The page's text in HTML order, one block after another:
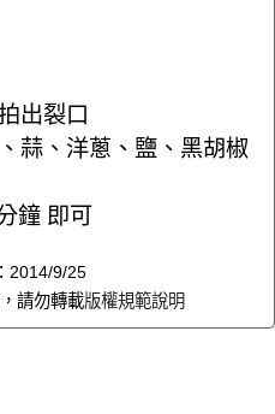
出裂口
蒜、洋蔥、鹽、黑胡椒
鐘 即可
2014/9/25
請勿轉載版權規範說明